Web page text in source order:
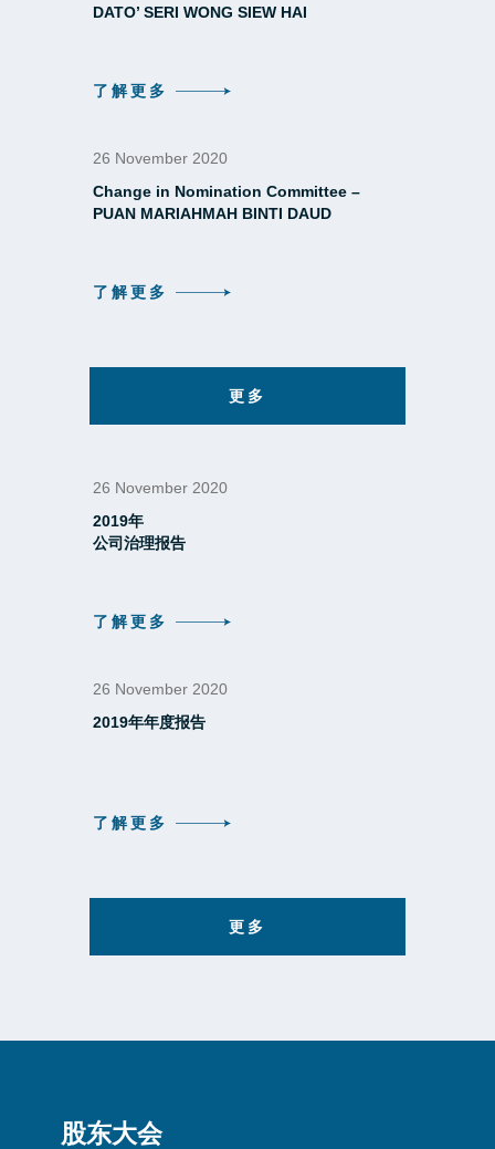
DATO’ SERI WONG SIEW HAI
了解更多
26 November 2020
Change in Nomination Committee –
PUAN MARIAHMAH BINTI DAUD
了解更多
更多
26 November 2020
2019年
公司治理报告
了解更多
26 November 2020
2019年年度报告
了解更多
更多
股东大会